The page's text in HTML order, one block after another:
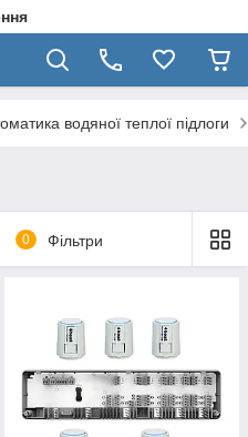
водяної теплої підлоги
0 Фільтри